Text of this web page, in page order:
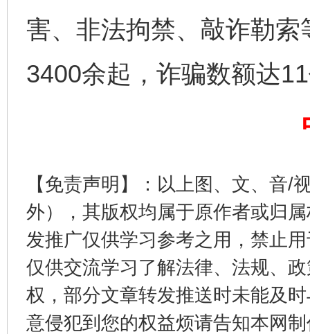
害、非法拘禁、敲诈勒
3400余起，诈骗数额达
【免责声明】：以上图、文、音/
外），其版权均属于原作者或归
发推广仅供学习参考之用，禁止
仅供交流学习了解法律、法规、
权，部分文章转发推送时未能及
意侵犯到您的权益烦请告知本网
一纸欠
东山县通报“牛蛙产品抗生素超标问题”